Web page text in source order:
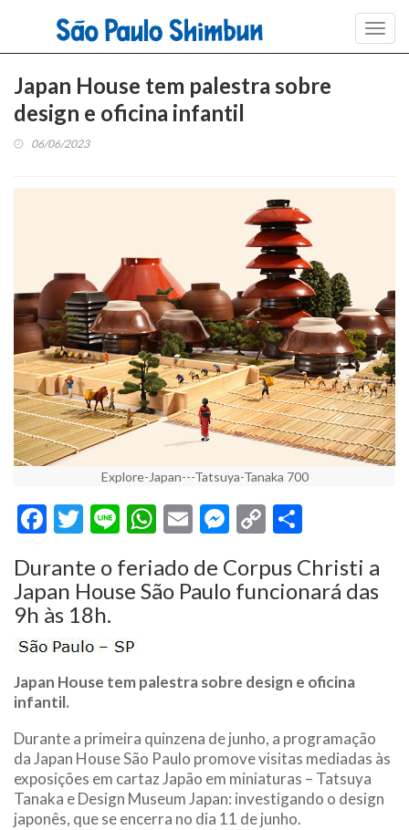
Japan House tem palestra sobre
design e oficina infantil
06/06/2023
Explore-Japan---Tatsuya-Tanaka 700
Facebook
Twitter
LineWhatsApp
EmailMessenger
Copy
Durante o feriado de Corpus Christi a
Japan House São Paulo funcionará das
9h às 18h.
Japan House tem palestra sobre design e oficina
infantil.
Durante a primeira quinzena de junho, a programação
da Japan House São Paulo promove visitas mediadas às
exposições em cartaz Japão em miniaturas – Tatsuya
Tanaka e Design Museum Japan: investigando o design
japonês, que se encerra no dia 11 de junho.